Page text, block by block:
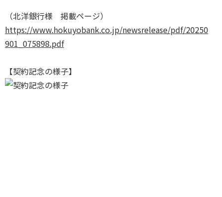
（北洋銀行様 掲載ページ）
https://www.hokuyobank.co.jp/newsrelease/pdf/20250
901_075898.pdf
【契約記念の様子】